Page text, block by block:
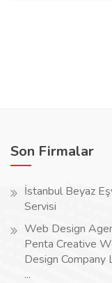
Son Firmalar
İstanbul Beyaz
Servisi
Web Design
Penta Creative
Design Company
...